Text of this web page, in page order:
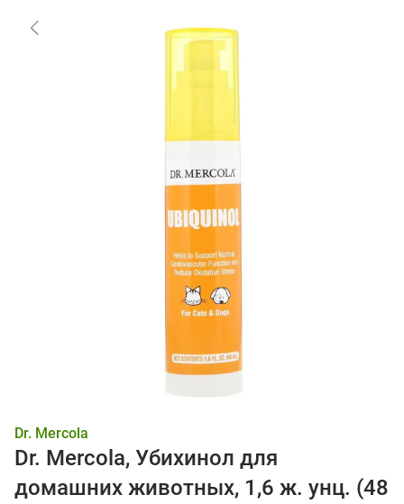
Dr. Mercola
Dr. Mercola, Убихинол для
домашних животных, 1,6 ж. унц. (48